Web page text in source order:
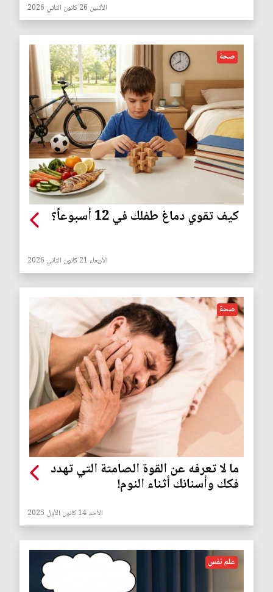
الأثنين 26 كانون الثاني 2026
صحة
كيف تقوي دماغ طفلك في 12 أسبوعاً؟
الأربعاء 21 كانون الثاني 2026
صحة
ما لا تعرفه عن القوة الصامتة التي تهدد
فكك وأسنانك أثناء النوم!
الأحد 14 كانون الأول 2025
علم نفس